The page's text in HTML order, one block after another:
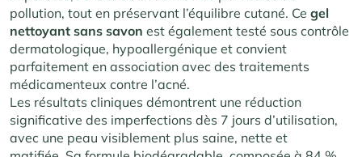
pollution, tout en préservant l’équilibre cutané. Ce gel
nettoyant sans savon est également testé sous contrôle
dermatologique, hypoallergénique et convient
parfaitement en association avec des traitements
médicamenteux contre l’acné.
Les résultats cliniques démontrent une réduction
significative des imperfections dès 7 jours d’utilisation,
avec une peau visiblement plus saine, nette et